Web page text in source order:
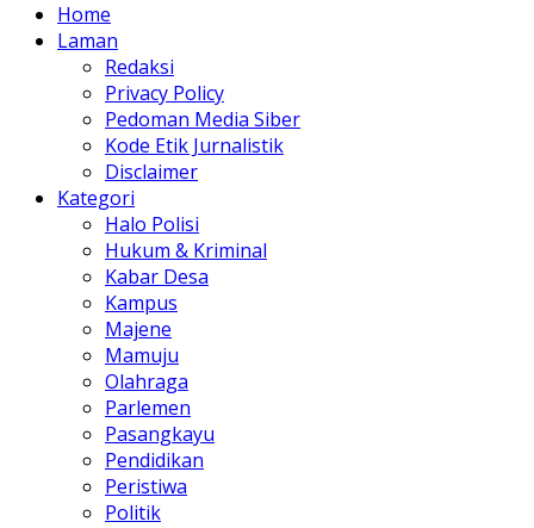
Home
Laman
Redaksi
Privacy Policy
Pedoman Media Siber
Kode Etik Jurnalistik
Disclaimer
Kategori
Halo Polisi
Hukum & Kriminal
Kabar Desa
Kampus
Majene
Mamuju
Olahraga
Parlemen
Pasangkayu
Pendidikan
Peristiwa
Politik